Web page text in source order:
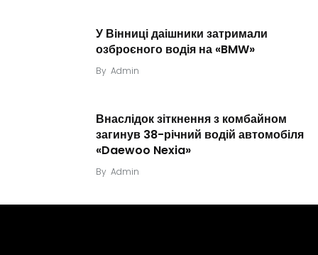
У Вінниці даішники затримали
озброєного водія на «BMW»
By Admin
Внаслідок зіткнення з комбайном
загинув 38-річний водій автомобіля
«Daewoo Nexia»
By Admin